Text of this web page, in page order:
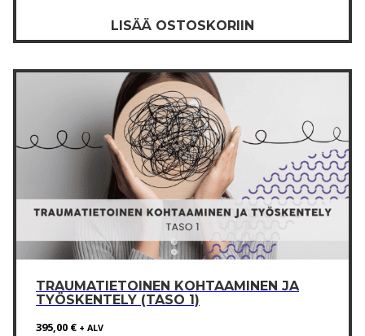
LISÄÄ OSTOSKORIIN
TRAUMATIETOINEN KOHTAAMINEN JA
TYÖSKENTELY (TASO 1)
395,00 € + ALV